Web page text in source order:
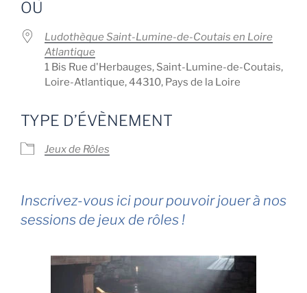
OÙ
Ludothèque Saint-Lumine-de-Coutais en Loire
Atlantique
1 Bis Rue d'Herbauges, Saint-Lumine-de-Coutais,
Loire-Atlantique, 44310, Pays de la Loire
TYPE D’ÉVÈNEMENT
Jeux de Rôles
Inscrivez-vous ici pour pouvoir jouer à nos
sessions de jeux de rôles !